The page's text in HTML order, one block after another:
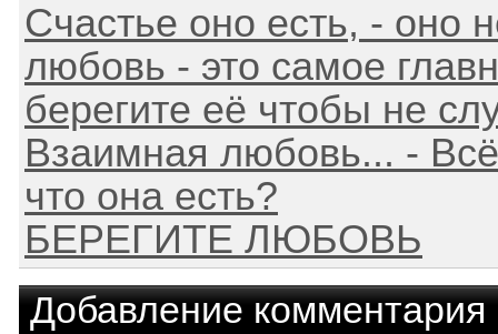
Счастье оно есть, - оно
любовь - это самое
берегите её чтобы не
Взаимная любовь... -
что она есть?
БЕРЕГИТЕ ЛЮБОВЬ
Добавление комментария